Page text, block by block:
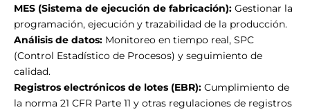
MES (Sistema de ejecución de fabricación): Gestionar la
programación, ejecución y trazabilidad de la producción.
Análisis de datos: Monitoreo en tiempo real, SPC
(Control Estadístico de Procesos) y seguimiento de
calidad.
Registros electrónicos de lotes (EBR): Cumplimiento de
la norma 21 CFR Parte 11 y otras regulaciones de registros